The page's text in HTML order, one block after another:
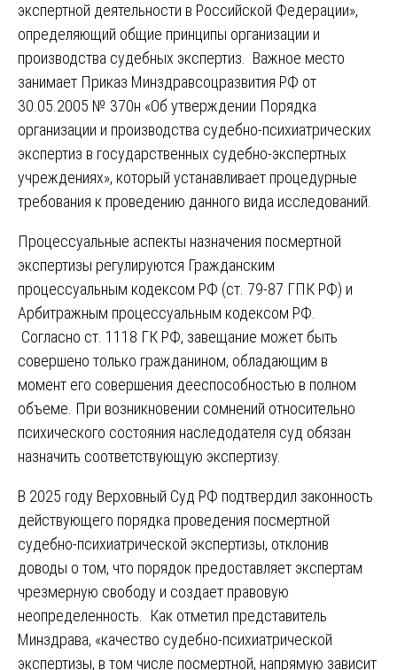
экспертной деятельности в Российской Федерации»,
определяющий общие принципы организации и
производства судебных экспертиз. Важное место
занимает Приказ Минздравсоцразвития РФ от
30.05.2005 № 370н «Об утверждении Порядка
организации и производства судебно-психиатрических
экспертиз в государственных судебно-экспертных
учреждениях», который устанавливает процедурные
требования к проведению данного вида исследований.
Процессуальные аспекты назначения посмертной
экспертизы регулируются Гражданским
процессуальным кодексом РФ (ст. 79-87 ГПК РФ) и
Арбитражным процессуальным кодексом РФ.
Согласно ст. 1118 ГК РФ, завещание может быть
совершено только гражданином, обладающим в
момент его совершения дееспособностью в полном
объеме. При возникновении сомнений относительно
психического состояния наследодателя суд обязан
назначить соответствующую экспертизу.
В 2025 году Верховный Суд РФ подтвердил законность
действующего порядка проведения посмертной
судебно-психиатрической экспертизы, отклонив
доводы о том, что порядок предоставляет экспертам
чрезмерную свободу и создает правовую
неопределенность. Как отметил представитель
Минздрава, «качество судебно-психиатрической
экспертизы, в том числе посмертной, напрямую зависит